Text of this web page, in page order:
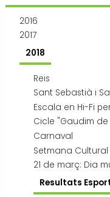
2016
2017
2018
Reis
Sant Sebastià i
Escala en Hi-Fi
Cicle "Gaudim
Carnaval
Setmana
21 de març: Dia
Resultats